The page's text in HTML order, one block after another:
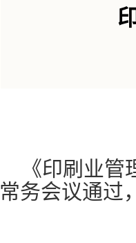
《印刷业
常务会议通过